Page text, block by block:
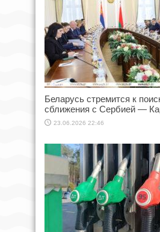
Беларусь стремится к
сближения с Сербией —
23.06.2026 22:46